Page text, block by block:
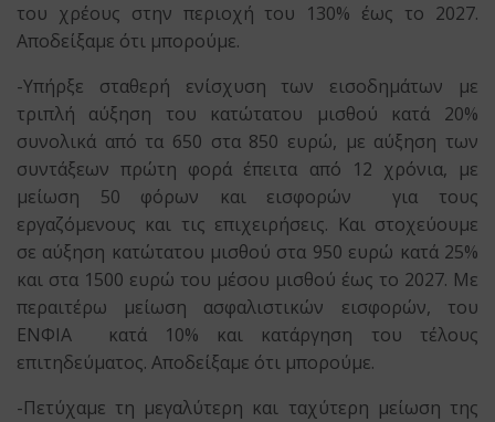
του χρέους στην περιοχή του 130% έως το 2027.
Αποδείξαμε ότι μπορούμε.
-Υπήρξε σταθερή ενίσχυση των εισοδημάτων με
τριπλή αύξηση του κατώτατου μισθού κατά 20%
συνολικά από τα 650 στα 850 ευρώ, με αύξηση των
συντάξεων πρώτη φορά έπειτα από 12 χρόνια, με
μείωση 50 φόρων και εισφορών για τους
εργαζόμενους και τις επιχειρήσεις. Και στοχεύουμε
σε αύξηση κατώτατου μισθού στα 950 ευρώ κατά 25%
και στα 1500 ευρώ του μέσου μισθού έως το 2027. Με
περαιτέρω μείωση ασφαλιστικών εισφορών, του
ΕΝΦΙΑ κατά 10% και κατάργηση του τέλους
επιτηδεύματος. Αποδείξαμε ότι μπορούμε.
-Πετύχαμε τη μεγαλύτερη και ταχύτερη μείωση της